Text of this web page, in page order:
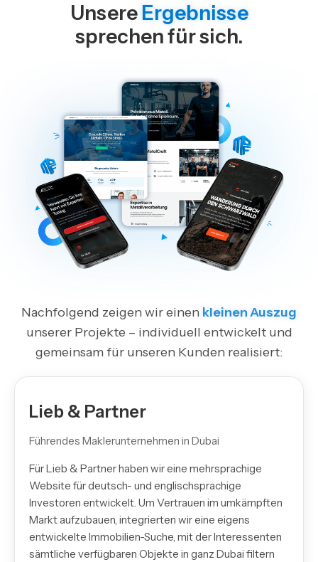
Unsere Ergebnisse
sprechen für sich.
Nachfolgend zeigen wir einen kleinen Auszug
unserer Projekte – individuell entwickelt und
gemeinsam für unseren Kunden realisiert:
Lieb & Partner
Führendes Maklerunternehmen in Dubai
Für Lieb & Partner haben wir eine mehrsprachige
Website für deutsch- und englischsprachige
Investoren entwickelt. Um Vertrauen im umkämpften
Markt aufzubauen, integrierten wir eine eigens
entwickelte Immobilien-Suche, mit der Interessenten
sämtliche verfügbaren Objekte in ganz Dubai filtern